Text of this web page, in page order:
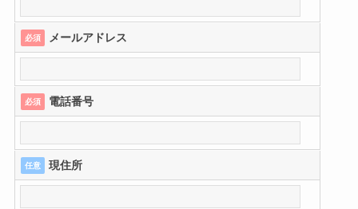
必須 メールアドレス
必須 電話番号
任意 現住所